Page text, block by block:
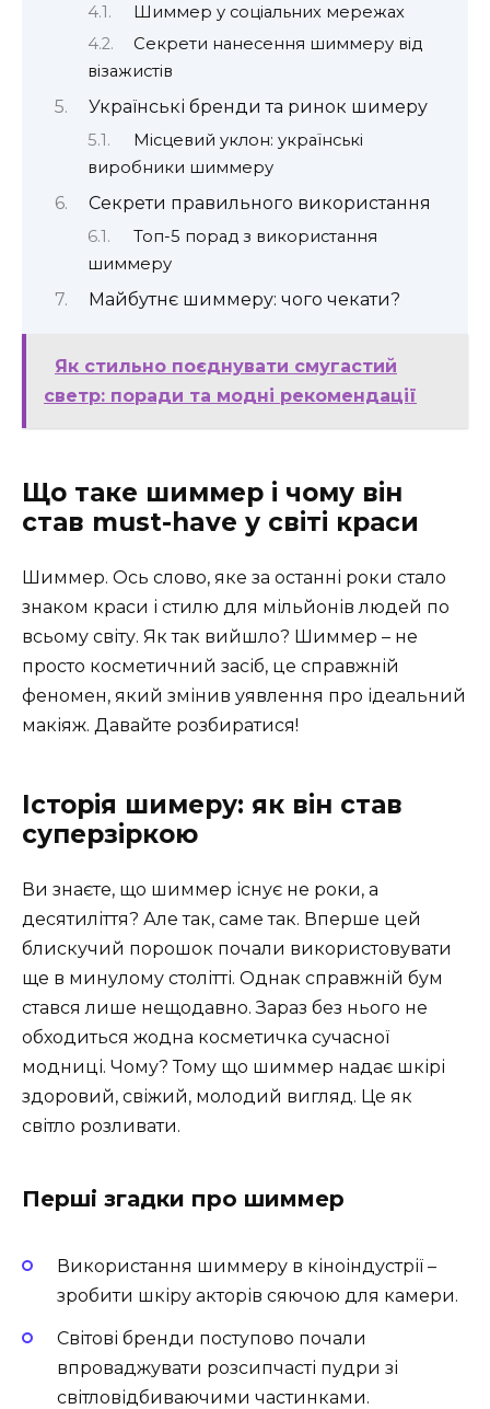
Шиммер у соціальних мережах
Секрети нанесення шиммеру від
візажистів
Українські бренди та ринок шимеру
Місцевий уклон: українські
виробники шиммеру
Секрети правильного використання
Топ-5 порад з використання
шиммеру
Майбутнє шиммеру: чого чекати?
Як стильно поєднувати смугастий
светр: поради та модні рекомендації
Що таке шиммер і чому він
став must-have у світі краси
Шиммер. Ось слово, яке за останні роки стало
знаком краси і стилю для мільйонів людей по
всьому світу. Як так вийшло? Шиммер – не
просто косметичний засіб, це справжній
феномен, який змінив уявлення про ідеальний
макіяж. Давайте розбиратися!
Історія шимеру: як він став
суперзіркою
Ви знаєте, що шиммер існує не роки, а
десятиліття? Але так, саме так. Вперше цей
блискучий порошок почали використовувати
ще в минулому столітті. Однак справжній бум
стався лише нещодавно. Зараз без нього не
обходиться жодна косметичка сучасної
модниці. Чому? Тому що шиммер надає шкірі
здоровий, свіжий, молодий вигляд. Це як
світло розливати.
Перші згадки про шиммер
Використання шиммеру в кіноіндустрії –
зробити шкіру акторів сяючою для камери.
Світові бренди поступово почали
впроваджувати розсипчасті пудри зі
світловідбиваючими частинками.